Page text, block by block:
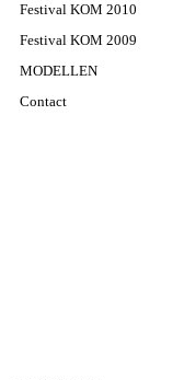
Festival KOM 2010
Festival KOM 2009
MODELLEN
Contact